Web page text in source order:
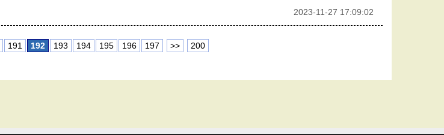
2023-11-27 17:09:02
191 192 193 194 195 196 197 >> 200